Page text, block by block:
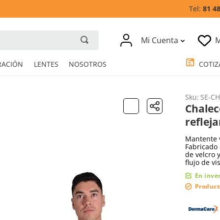
81
Mi Cuenta
Sku: SE-
Mantente
de velcro
flujo de
En